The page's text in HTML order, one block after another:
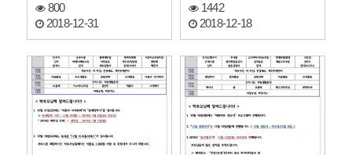
800
2018-12-31
1442
2018-12-18